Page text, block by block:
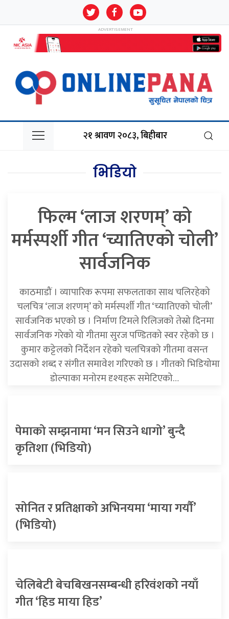
२१ श्रावण २०८३, बिहीबार
भिडियो
फिल्म ‘लाज शरणम्’ को
मर्मस्पर्शी गीत ‘च्यातिएको चोली’
सार्वजनिक
काठमाडौं । व्यापारिक रूपमा सफलताका साथ चलिरहेको
चलचित्र ‘लाज शरणम्’ को मर्मस्पर्शी गीत ‘च्यातिएको चोली’
सार्वजनिक भएको छ । निर्माण टिमले रिलिजको तेस्रो दिनमा
सार्वजनिक गरेको यो गीतमा सुरज पण्डितको स्वर रहेको छ ।
कुमार कट्टेलको निर्देशन रहेको चलचित्रको गीतमा वसन्त
उदासको शब्द र संगीत समावेश गरिएको छ । गीतको भिडियोमा
डोल्पाका मनोरम दृश्यहरू समेटिएको…
पेमाको सम्झनामा ‘मन सिउने धागो’ बुन्दै
कृतिशा (भिडियो)
सोनित र प्रतिक्षाको अभिनयमा ‘माया गर्यौ’
(भिडियो)
चेलिबेटी बेचबिखनसम्बन्धी हरिवंशको नयाँ
गीत ‘हिड माया हिड’